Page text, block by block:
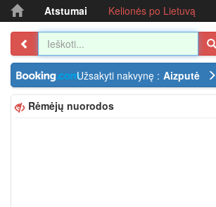
Atstumai Kelionės po Lietuvą
Užsakyti nakvynę : Aizputė
Rėmėjų nuorodos